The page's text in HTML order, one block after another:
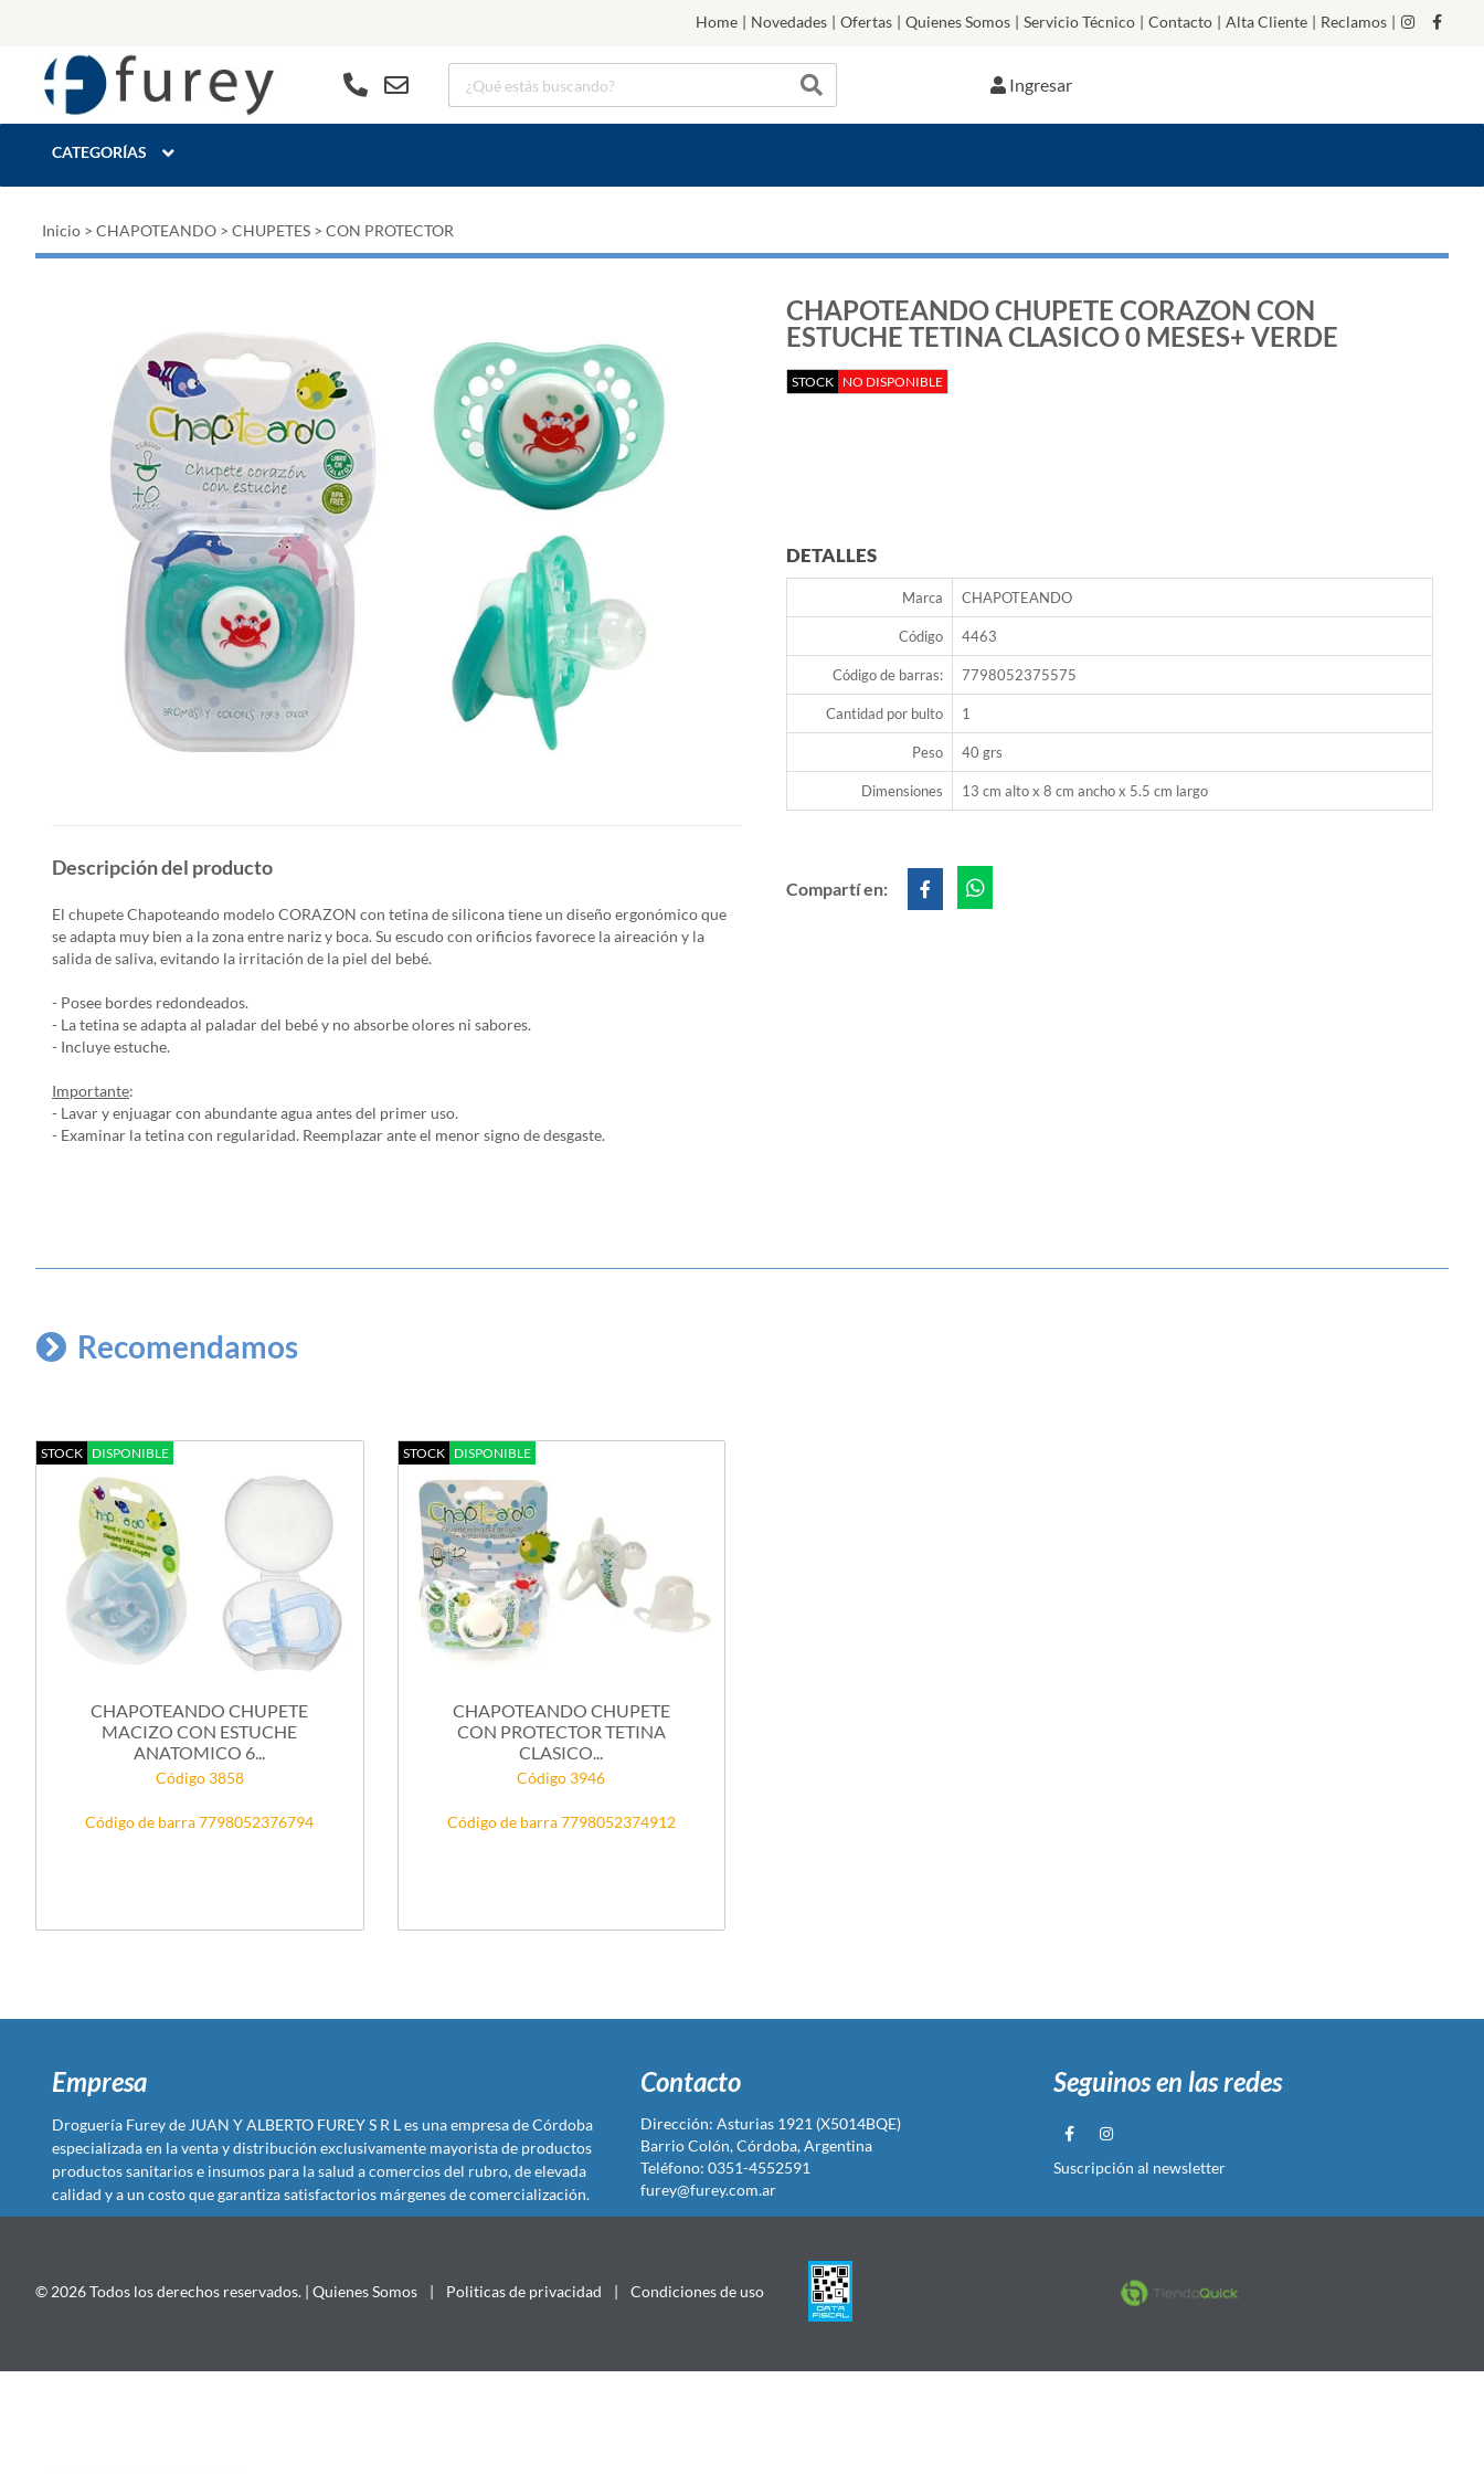
Home | Novedades | Ofertas | Quienes Somos | Servicio Técnico | Contacto | Alta Cliente | Reclamos |
Ingresar
CATEGORÍAS
Inicio > CHAPOTEANDO > CHUPETES > CON PROTECTOR
CHAPOTEANDO CHUPETE CORAZON CON
ESTUCHE TETINA CLASICO 0 MESES+ VERDE
STOCK NO DISPONIBLE
DETALLES
Marca CHAPOTEANDO
Código 4463
Código de barras: 7798052375575
Cantidad por bulto 1
Peso 40 grs
Dimensiones 13 cm alto x 8 cm ancho x 5.5 cm largo
Compartí en:
Descripción del producto
El chupete Chapoteando modelo CORAZON con tetina de silicona tiene un diseño ergonómico que
se adapta muy bien a la zona entre nariz y boca.Su escudo con orificios favorece la aireación y la
salida de saliva, evitando la irritación de la piel del bebé.
- Posee bordes redondeados.
- La tetina se adapta al paladar del bebé y no absorbe olores ni sabores.
- Incluye estuche.
Importante:
- Lavar y enjuagar con abundante agua antes del primer uso.
- Examinar la tetina con regularidad. Reemplazar ante el menor signo de desgaste.
Recomendamos
STOCK DISPONIBLE
CHAPOTEANDO CHUPETE
MACIZO CON ESTUCHE
ANATOMICO 6...
Código 3858
Código de barra 7798052376794
STOCK DISPONIBLE
CHAPOTEANDO CHUPETE
CON PROTECTOR TETINA
CLASICO...
Código 3946
Código de barra 7798052374912
Empresa
Droguería Furey de JUAN Y ALBERTO FUREY S R L es una empresa de Córdoba
especializada en la venta y distribución exclusivamente mayorista de productos
productos sanitarios e insumos para la salud a comercios del rubro, de elevada
calidad y a un costo que garantiza satisfactorios márgenes de comercialización.
Contacto
Dirección: Asturias 1921 (X5014BQE)
Barrio Colón, Córdoba, Argentina
Teléfono: 0351-4552591
furey@furey.com.ar
Seguinos en las redes
Suscripción al newsletter
© 2026 Todos los derechos reservados. | Quienes Somos | Politicas de privacidad | Condiciones de uso